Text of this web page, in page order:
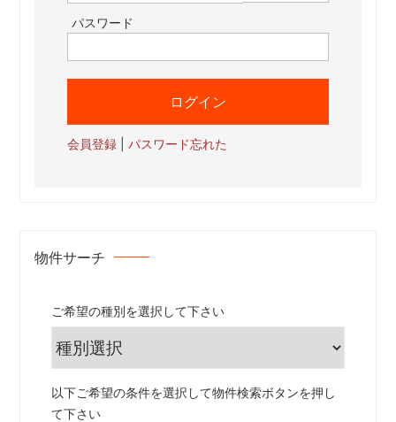
パスワード
会員登録 |パスワード忘れた
物件サーチ
ご希望の種別を選択して下さい
以下ご希望の条件を選択して物件検索ボタンを押し
て下さい